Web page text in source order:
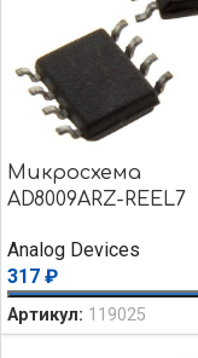
Микросхема
AD8009ARZ-REEL7
Analog Devices
317 ₽
Артикул: 119025